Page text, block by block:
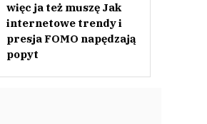
więc ja też muszę Jak
internetowe trendy i
presja FOMO napędzają
popyt